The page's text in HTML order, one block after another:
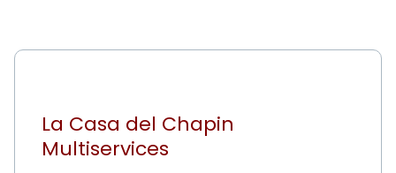
La Casa del Chapin
Multiservices